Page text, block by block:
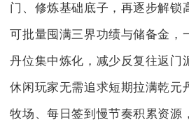
门、修炼基础底子，再逐步解锁
可批量囤满三界功绩与储备金，
丹位集中炼化，减少反复往返门
休闲玩家无需追求短期拉满乾元
牧场、每日签到慢节奏积累资源